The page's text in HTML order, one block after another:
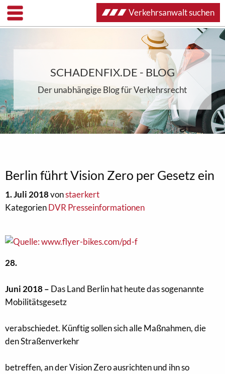
SCHADENFIX.DE - BLOG
Der unabhängige Blog für Verkehrsrecht
Berlin führt Vision Zero per Gesetz ein
1. Juli 2018vonstaerkert
KategorienDVR Presseinformationen
28.
Juni 2018 – Das Land Berlin hat heute das sogenannte
Mobilitätsgesetz
verabschiedet. Künftig sollen sich alle Maßnahmen, die
den Straßenverkehr
betreffen, an der Vision Zero ausrichten und ihn so
Verkehrsanwalt suchen